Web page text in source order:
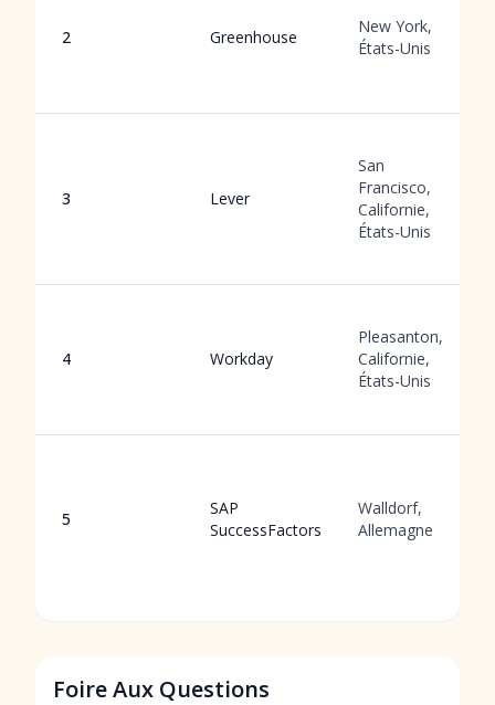
2 Greenhouse
New York,
États-Unis
3 Lever
San
Francisco,
Californie,
États-Unis
4 Workday
Pleasanton,
Californie,
États-Unis
5
SAP
SuccessFactors
Walldorf,
Allemagne
Foire Aux Questions